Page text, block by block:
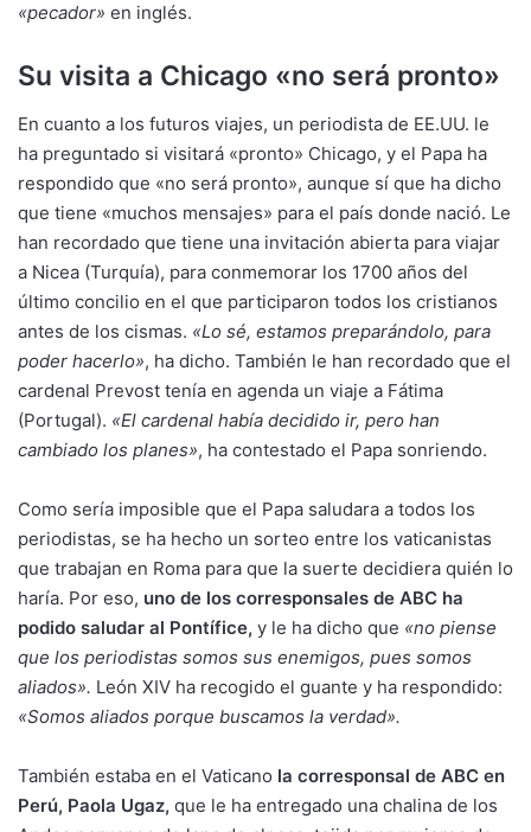
«pecador» en inglés.
Su visita a Chicago «no será pronto»
En cuanto a los futuros viajes, un periodista de EE.UU. le
ha preguntado si visitará «pronto» Chicago, y el Papa ha
respondido que «no será pronto», aunque sí que ha dicho
que tiene «muchos mensajes» para el país donde nació. Le
han recordado que tiene una invitación abierta para viajar
a Nicea (Turquía), para conmemorar los 1700 años del
último concilio en el que participaron todos los cristianos
antes de los cismas. «Lo sé, estamos preparándolo, para
poder hacerlo», ha dicho. También le han recordado que el
cardenal Prevost tenía en agenda un viaje a Fátima
(Portugal). «El cardenal había decidido ir, pero han
cambiado los planes», ha contestado el Papa sonriendo.
Como sería imposible que el Papa saludara a todos los
periodistas, se ha hecho un sorteo entre los vaticanistas
que trabajan en Roma para que la suerte decidiera quién lo
haría. Por eso, uno de los corresponsales de ABC ha
podido saludar al Pontífice, y le ha dicho que «no piense
que los periodistas somos sus enemigos, pues somos
aliados». León XIV ha recogido el guante y ha respondido:
«Somos aliados porque buscamos la verdad».
También estaba en el Vaticano la corresponsal de ABC en
Perú, Paola Ugaz, que le ha entregado una chalina de los